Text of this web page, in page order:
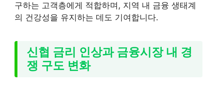
구하는 고객층에게 적합하며, 지역 내 금융 생태계
의 건강성을 유지하는 데도 기여합니다.
신협 금리 인상과 금융시장 내 경
쟁 구도 변화